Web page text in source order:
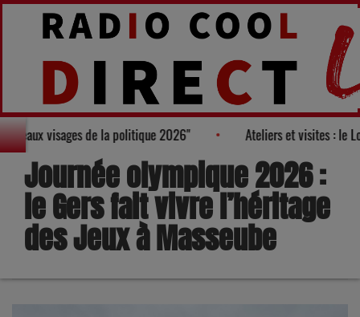
Palmarès des "100 nouveaux visages de la politique 2026"
Journée olympique 2026 :
le Gers fait vivre l’héritage
des Jeux à Masseube